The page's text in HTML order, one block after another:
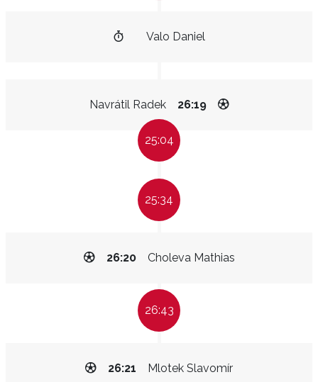
Valo Daniel
Navrátil Radek 26:19
25:04
25:34
Choleva Mathias
26:20
26:43
Mlotek Slavomír
26:21